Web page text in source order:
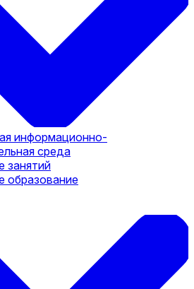
информационно-
среда
занятий
образование